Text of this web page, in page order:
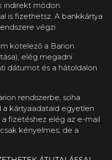
indirekt módon
is fizethetsz. A bankkártya
végzi.
kötelező a Barion
elég megadni
dátumot és a hátoldalon
rendszerbe, soha
kártyaadataid egyetlen
fizetéshez elég az e-mail
kényelmes, de a